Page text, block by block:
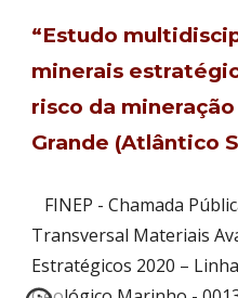
“Estudo
minerais
risco da
Grande (Atlântico
FINEP - Chamada
Transversal Materiais
Estratégicos 2020 –